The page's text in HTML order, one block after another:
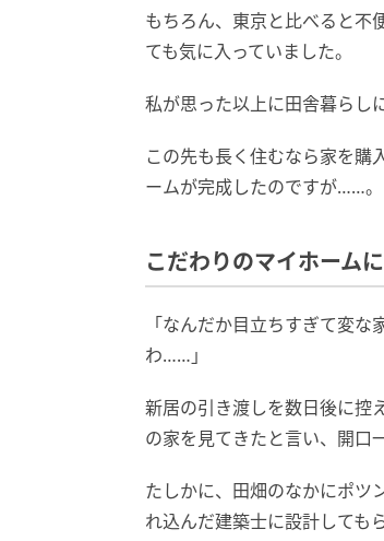
もちろん、東京と比べると不
ても気に入っていました。
私が思った以上に田舎暮らし
この先も長く住むなら家を購
ームが完成したのですが……。
こだわりのマイホーム
「なんだか目立ちすぎて変
わ……」
新居の引き渡しを数日後に控
の家を見てきたと言い、開口
たしかに、田畑のなかにポツ
れ込んだ建築士に設計しても